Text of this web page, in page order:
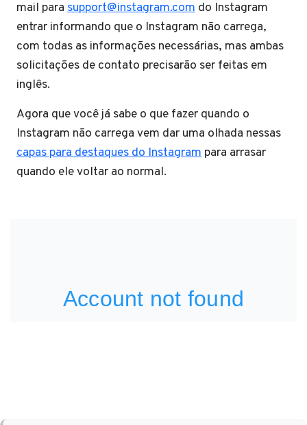
mail para support@instagram.com do Instagram
entrar informando que o Instagram não carrega,
com todas as informações necessárias, mas ambas
solicitações de contato precisarão ser feitas em
inglês.
Agora que você já sabe o que fazer quando o
Instagram não carrega vem dar uma olhada nessas
capas para destaques do Instagram para arrasar
quando ele voltar ao normal.